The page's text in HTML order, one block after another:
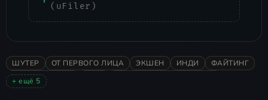
(uFiler)
ШУТЕР ОТ ПЕРВОГО ЛИЦА ЭКШЕН ИНДИ
ФАЙТИНГ
ПРИКЛЮЧЕНИЯ
+ ещё 5